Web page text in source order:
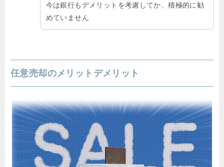
今は銀行もデメリットを考慮してか、積極的に勧
めていません
任意売却のメリットデメリット